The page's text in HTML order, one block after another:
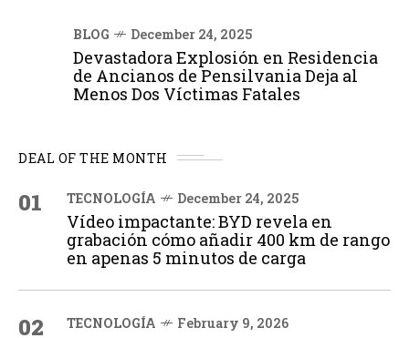
BLOG December 24, 2025
Devastadora Explosión en Residencia
de Ancianos de Pensilvania Deja al
Menos Dos Víctimas Fatales
DEAL OF THE MONTH
01 TECNOLOGÍA December 24, 2025
Vídeo impactante: BYD revela en
grabación cómo añadir 400 km de rango
en apenas 5 minutos de carga
02 TECNOLOGÍA February 9, 2026